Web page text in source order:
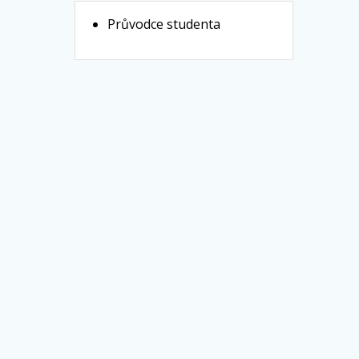
Průvodce studenta